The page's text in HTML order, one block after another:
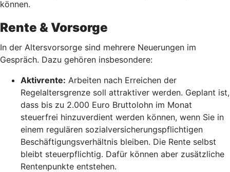
können.
Rente & Vorsorge
In der Altersvorsorge sind mehrere Neuerungen im
Gespräch. Dazu gehören insbesondere:
Aktivrente: Arbeiten nach Erreichen der
Regelaltersgrenze soll attraktiver werden. Geplant ist,
dass bis zu 2.000 Euro Bruttolohn im Monat
steuerfrei hinzuverdient werden können, wenn Sie in
einem regulären sozialversicherungspflichtigen
Beschäftigungsverhältnis bleiben. Die Rente selbst
bleibt steuerpflichtig. Dafür können aber zusätzliche
Rentenpunkte entstehen.